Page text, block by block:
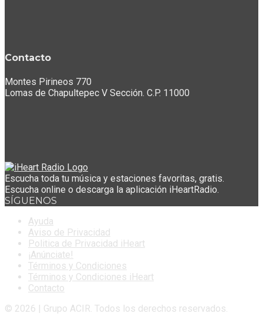
Contacto
Montes Pirineos 770
Lomas de Chapultepec V Sección. C.P. 11000
Escucha toda tu música y estaciones favoritas, gratis.
Escucha online o descarga la aplicación iHeartRadio.
SÍGUENOS
Ayuda
Aviso de Privacidad
Politica de Privacidad iHeart
¡Anúnciate!
Términos y Condiciones
Términos y Condiciones iHeart
Contacto
© 2026 | Grupo ACIR. Todos los derechos reservados.